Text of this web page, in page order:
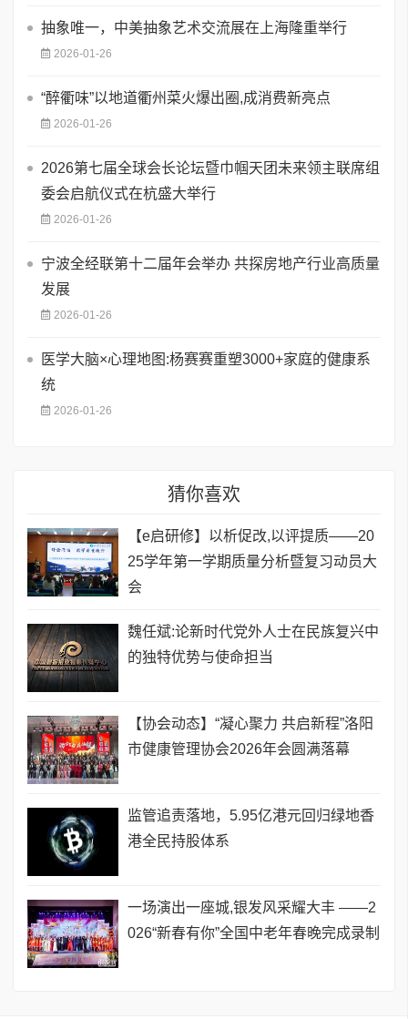
抽象唯一，中美抽象艺术交流展在上海隆重举行
2026-01-26
“醉衢味”以地道衢州菜火爆出圈,成消费新亮点
2026-01-26
2026第七届全球会长论坛暨巾帼天团未来领主联席组
委会启航仪式在杭盛大举行
2026-01-26
宁波全经联第十二届年会举办 共探房地产行业高质量
发展
2026-01-26
医学大脑×心理地图:杨赛赛重塑3000+家庭的健康系
统
2026-01-26
猜你喜欢
【e启研修】以析促改,以评提质——20
25学年第一学期质量分析暨复习动员大
会
魏任斌:论新时代党外人士在民族复兴中
的独特优势与使命担当
【协会动态】“凝心聚力 共启新程”洛阳
市健康管理协会2026年会圆满落幕
监管追责落地，5.95亿港元回归绿地香
港全民持股体系
一场演出一座城,银发风采耀大丰 ——2
026“新春有你”全国中老年春晚完成录制